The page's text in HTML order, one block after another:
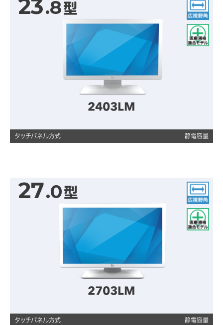
医療規格適合モデル
23.8型
2403LM
タッチパネル方式 静電容量
医療規格適合モデル
27.0型
2703LM
タッチパネル方式 静電容量